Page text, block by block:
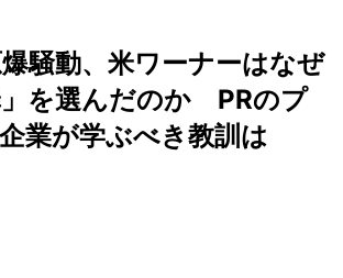
騒動、米ワーナーはなぜ
」を選んだのか PRのプ
業が学ぶべき教訓は